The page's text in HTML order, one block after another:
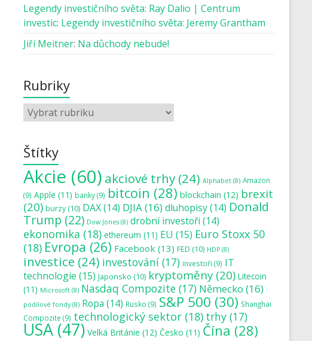
Legendy investičního světa: Ray Dalio | Centrum
investic: Legendy investičního světa: Jeremy Grantham
Jiří Meitner: Na důchody nebude!
Rubriky
Štítky
Akcie (60) akciové trhy (24) Alphabet (8) Amazon
(9) Apple (11) banky(9) bitcoin (28) blockchain (12) brexit
(20) burzy(10) DAX(14) DJIA(16)dluhopisy(14) Donald
Trump (22) Dow Jones (8) drobní investoři (14)
ekonomika (18) ethereum (11) EU (15) Euro Stoxx 50
(18) Evropa (26) Facebook (13) FED (10) HDP (8)
investice (24) investování (17) investoři (9) IT
technologie (15) Japonsko (10) kryptoměny(20) Litecoin
(11) Microsoft (8) Nasdaq Compozite (17) Německo (16)
podílové fondy(8) Ropa (14) Rusko (9) S&P 500 (30) Shanghai
Compozite (9) technologický sektor (18) trhy (17)
USA (47) Velká Británie (12) Česko (11) Čína (28)